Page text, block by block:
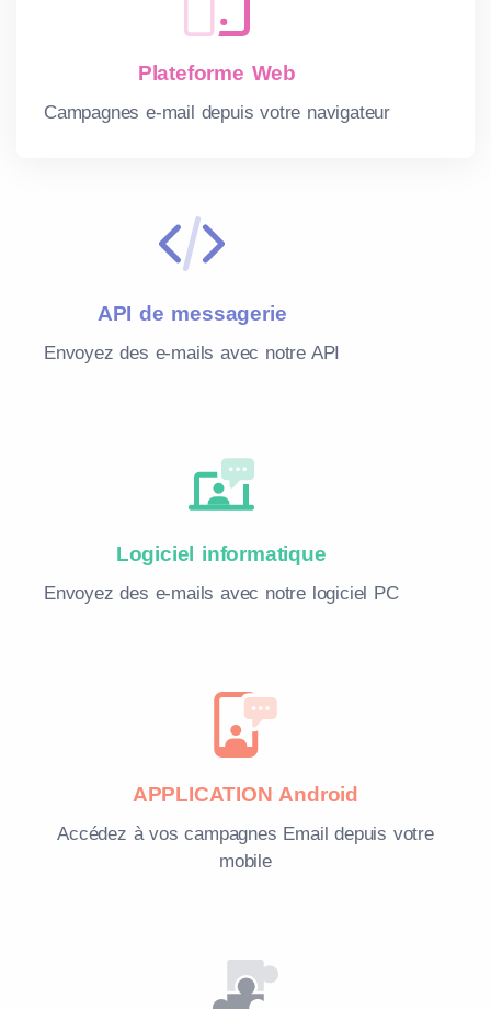
Plateforme Web
Campagnes e-mail depuis votre navigateur
API de messagerie
Envoyez des e-mails avec notre API
Logiciel informatique
Envoyez des e-mails avec notre logiciel PC
APPLICATION Android
Accédez à vos campagnes Email depuis votre
mobile